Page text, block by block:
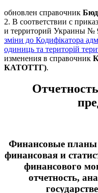
обновлен справочник
2. В соответствии с
и территорий Украины №
зміни до Кодифікатора
одиниць та територій
изменения в справочник
КАТОТТГ).
Финансовые планы
финансовая и
финансового
отчетность,